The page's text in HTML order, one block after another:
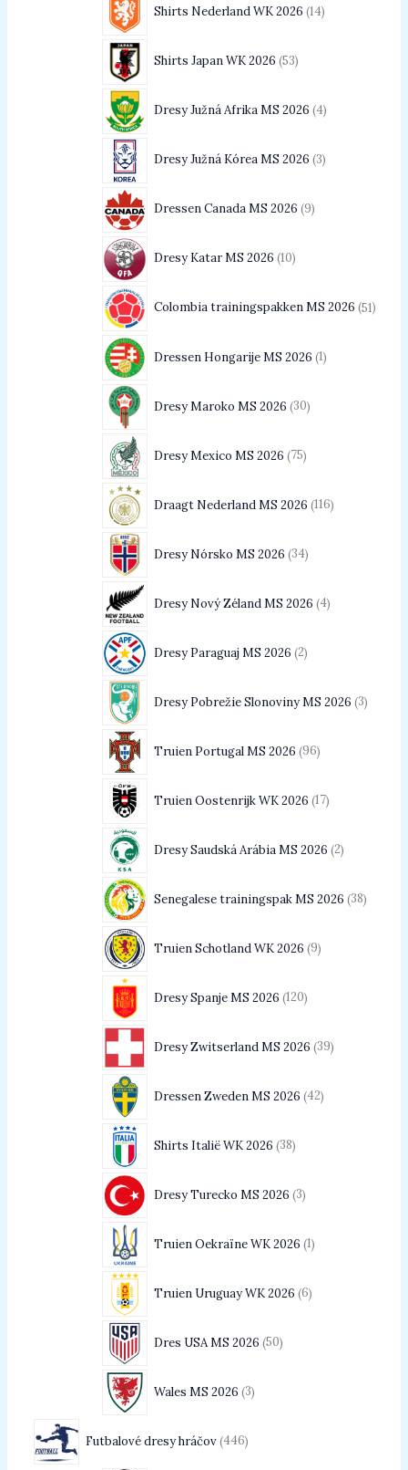
Shirts Nederland WK 2026 14
Shirts Japan WK 2026 53
Dresy Južná Afrika MS 2026 4
Dresy Južná Kórea MS 2026 3
Dressen Canada MS 2026 9
Dresy Katar MS 2026 10
Colombia trainingspakken MS 2026 51
Dressen Hongarije MS 2026 1
Dresy Maroko MS 2026 30
Dresy Mexico MS 2026 75
Draagt Nederland MS 2026 116
Dresy Nórsko MS 2026 34
Dresy Nový Zéland MS 2026 4
Dresy Paraguaj MS 2026 2
Dresy Pobrežie Slonoviny MS 2026 3
Truien Portugal MS 2026 96
Truien Oostenrijk WK 2026 17
Dresy Saudská Arábia MS 2026 2
Senegalese trainingspak MS 2026 38
Truien Schotland WK 2026 9
Dresy Spanje MS 2026 120
Dresy Zwitserland MS 2026 39
Dressen Zweden MS 2026 42
Shirts Italië WK 2026 38
Dresy Turecko MS 2026 3
Truien Oekraïne WK 2026 1
Truien Uruguay WK 2026 6
Dres USA MS 2026 50
Wales MS 2026 3
Futbalové dresy hráčov 446